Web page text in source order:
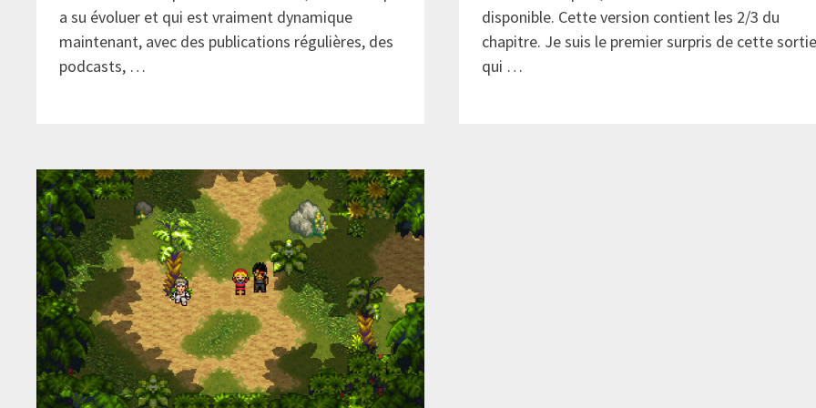
a su évoluer et qui est vraiment dynamique
maintenant, avec des publications régulières, des
podcasts, …
disponible. Cette version contient les 2/3 du
chapitre. Je suis le premier surpris de cette
qui …